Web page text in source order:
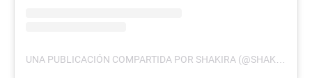
UNA PUBLICACIÓN COMPARTIDA POR SHAKIRA (@SHAKIRA)